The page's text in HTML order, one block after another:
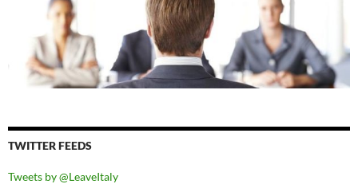
TWITTER FEEDS
Tweets by @LeaveItaly